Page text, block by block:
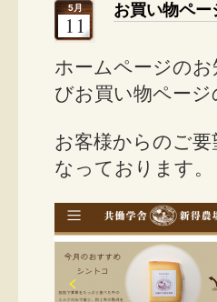
5月
11
お買い物ペ
ホームページの
びお買い物ペー
お客様からのご
なっております。